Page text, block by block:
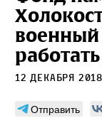
12 декабря
Отправить